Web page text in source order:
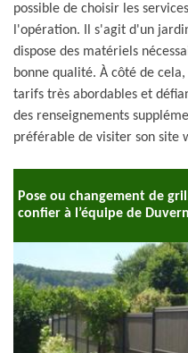
possible de choisir les
l'opération. Il s'agit d'un
dispose des matériels
bonne qualité. À côté de
tarifs très abordables et
des renseignements
préférable de visiter son site
Pose ou changement de
confier à l’équipe de